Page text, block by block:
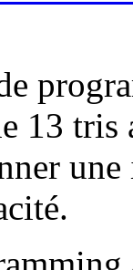
13 tris